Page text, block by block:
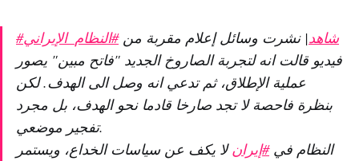
#شاهد| نشرت وسائل إعلام مقربة من#النظام_الإيراني
فيديو قالت انه لتجربة الصاروخ الجديد "فاتح مبين" يصور
عملية الإطلاق، ثم تدعي انه وصل الى الهدف. لكن
بنظرة فاحصة لا تجد صارخا قادما نحو الهدف، بل مجرد
تفجير موضعي.
النظام في#إيرانلا يكف عن سياسات الخداع، ويستمر